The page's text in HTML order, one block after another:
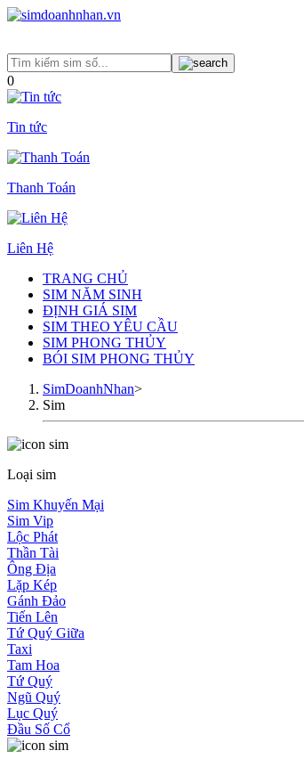
0
Tin tức
Thanh Toán
Liên Hệ
TRANG CHỦ
SIM NĂM SINH
ĐỊNH GIÁ SIM
SIM THEO YÊU CẦU
SIM PHONG THỦY
BÓI SIM PHONG THỦY
SimDoanhNhan>
Sim
Loại sim
Sim Khuyến Mại
Sim Vip
Lộc Phát
Thần Tài
Ông Địa
Lặp Kép
Gánh Đảo
Tiến Lên
Tứ Quý Giữa
Taxi
Tam Hoa
Tứ Quý
Ngũ Quý
Lục Quý
Đầu Số Cổ